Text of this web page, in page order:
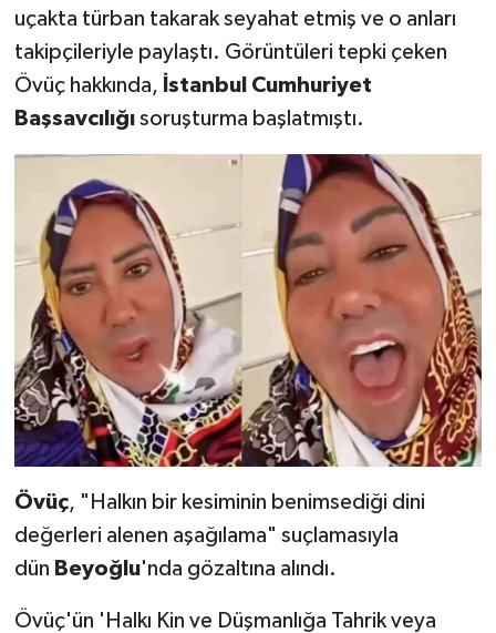
uçakta türban takarak seyahat etmiş ve o anları
takipçileriyle paylaştı. Görüntüleri tepki çeken
Övüç hakkında, İstanbul Cumhuriyet
Başsavcılığısoruşturma başlatmıştı.
Övüç, "Halkın bir kesiminin benimsediği dini
değerleri alenen aşağılama" suçlamasıyla
dün Beyoğlu'nda gözaltına alındı.
Övüç'ün 'Halkı Kin ve Düşmanlığa Tahrik veya